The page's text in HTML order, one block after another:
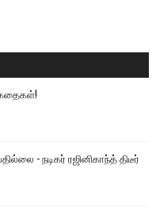
- நடிகர் ரஜினிகாந்த் திடீர்